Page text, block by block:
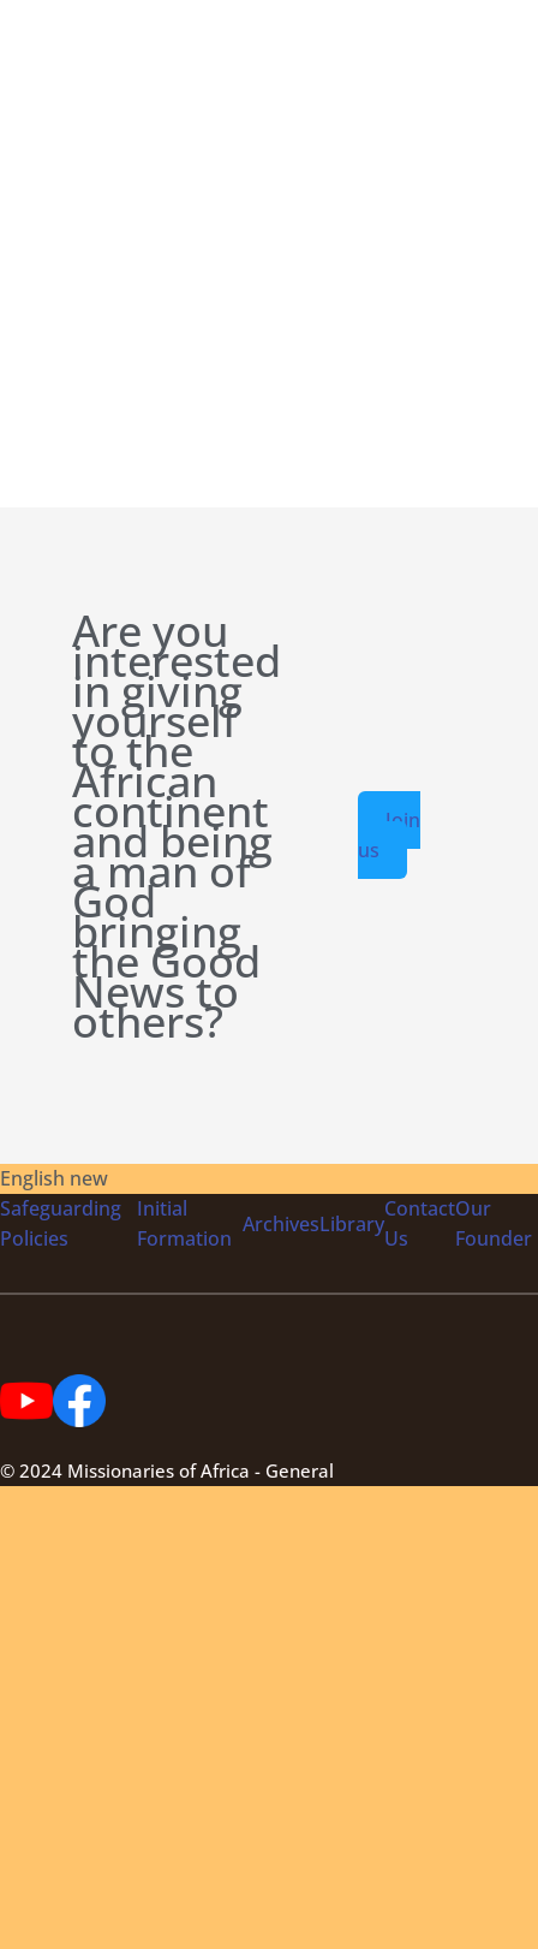
Are you
interested
in giving
yourself
to the
African
continent
and being
a man of
God
bringing
the Good
News to
others?
Join
us
English new
Safeguarding
Policies
Initial
Formation
ArchivesLibrary
Contact
Us
Our
Founder
© 2024 Missionaries of Africa - General